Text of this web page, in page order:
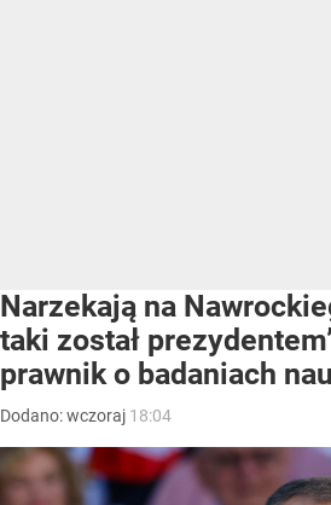
Narzekają na
taki został
prawnik o badaniach
Dodano:wczoraj 18:04